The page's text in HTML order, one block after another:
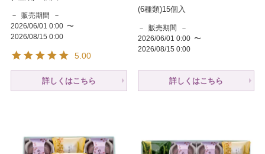
販売期間
2026/06/01 0:00 〜
2026/08/15 0:00
5.00
詳しくはこちら
(6種類)15個入
販売期間
2026/06/01 0:00 〜
2026/08/15 0:00
詳しくはこちら